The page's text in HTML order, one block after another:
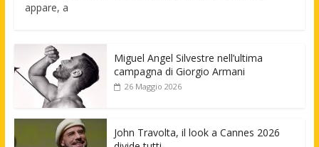
appare, a
Miguel Angel Silvestre nell’ultima
campagna di Giorgio Armani
26 Maggio 2026
John Travolta, il look a Cannes 2026